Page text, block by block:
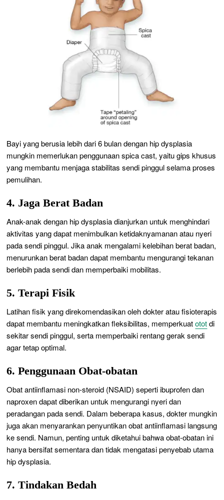
Bayi yang berusia lebih dari 6 bulan dengan hip dysplasia
mungkin memerlukan penggunaan spica cast, yaitu gips khusus
yang membantu menjaga stabilitas sendi pinggul selama proses
pemulihan.
4. Jaga Berat Badan
Anak-anak dengan hip dysplasia dianjurkan untuk menghindari
aktivitas yang dapat menimbulkan ketidaknyamanan atau nyeri
pada sendi pinggul. Jika anak mengalami kelebihan berat badan,
menurunkan berat badan dapat membantu mengurangi tekanan
berlebih pada sendi dan memperbaiki mobilitas.
5. Terapi Fisik
Latihan fisik yang direkomendasikan oleh dokter atau fisioterapis
dapat membantu meningkatkan fleksibilitas, memperkuatototdi
sekitar sendi pinggul, serta memperbaiki rentang gerak sendi
agar tetap optimal.
6. Penggunaan Obat-obatan
Obat antiinflamasi non-steroid (NSAID) seperti ibuprofen dan
naproxen dapat diberikan untuk mengurangi nyeri dan
peradangan pada sendi. Dalam beberapa kasus, dokter mungkin
juga akan menyarankan penyuntikan obat antiinflamasi langsung
ke sendi. Namun, penting untuk diketahui bahwa obat-obatan ini
hanya bersifat sementara dan tidak mengatasi penyebab utama
hip dysplasia.
7. Tindakan Bedah